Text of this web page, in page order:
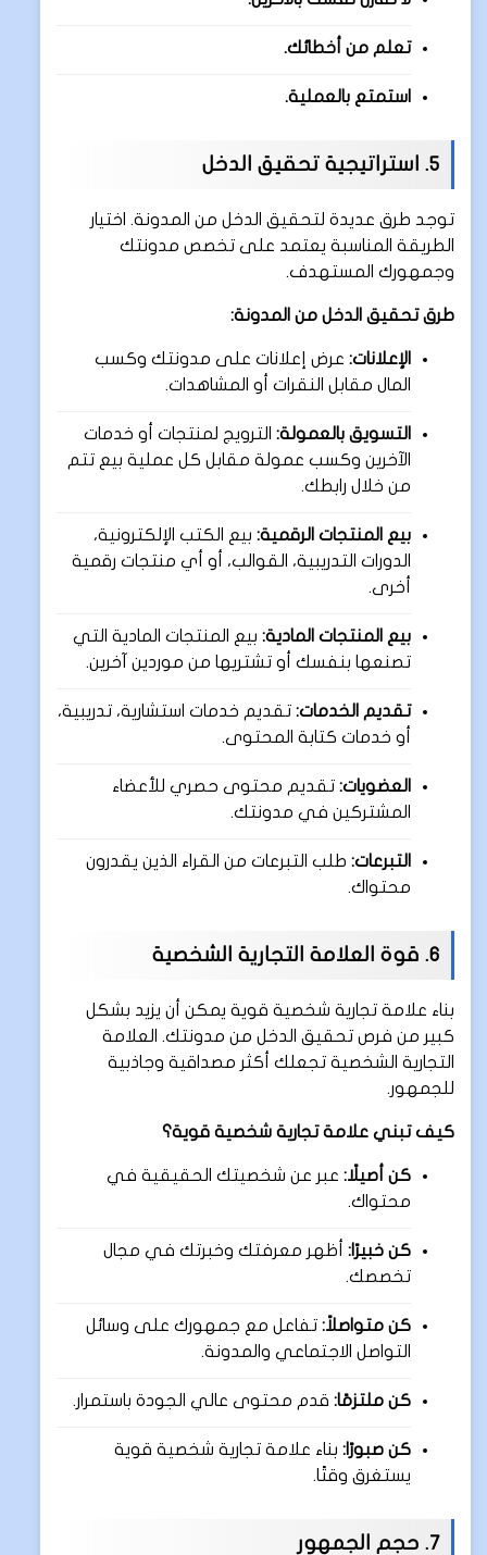
تعلم من أخطائك.
استمتع بالعملية.
5. استراتيجية تحقيق الدخل
توجد طرق عديدة لتحقيق الدخل من المدونة. اختيار
الطريقة المناسبة يعتمد على تخصص مدونتك
وجمهورك المستهدف.
طرق تحقيق الدخل من المدونة:
الإعلانات:عرض إعلانات على مدونتك وكسب
المال مقابل النقرات أو المشاهدات.
التسويق بالعمولة:الترويج لمنتجات أو خدمات
الآخرين وكسب عمولة مقابل كل عملية بيع تتم
من خلال رابطك.
بيع المنتجات الرقمية:بيع الكتب الإلكترونية،
الدورات التدريبية، القوالب، أو أي منتجات رقمية
أخرى.
بيع المنتجات المادية:بيع المنتجات المادية التي
تصنعها بنفسك أو تشتريها من موردين آخرين.
تقديم الخدمات:تقديم خدمات استشارية، تدريبية،
أو خدمات كتابة المحتوى.
العضويات:تقديم محتوى حصري للأعضاء
المشتركين في مدونتك.
التبرعات:طلب التبرعات من القراء الذين يقدرون
محتواك.
6. قوة العلامة التجارية الشخصية
بناء علامة تجارية شخصية قوية يمكن أن يزيد بشكل
كبير من فرص تحقيق الدخل من مدونتك. العلامة
التجارية الشخصية تجعلك أكثر مصداقية وجاذبية
للجمهور.
كيف تبني علامة تجارية شخصية قوية؟
كن أصيلًا:عبر عن شخصيتك الحقيقية في
محتواك.
كن خبيرًا: أظهر معرفتك وخبرتك في مجال
تخصصك.
كن متواصلاً:تفاعل مع جمهورك على وسائل
التواصل الاجتماعي والمدونة.
كن ملتزمًا:قدم محتوى عالي الجودة باستمرار.
كن صبورًا: بناء علامة تجارية شخصية قوية
يستغرق وقتًا.
7. حجم الجمهور